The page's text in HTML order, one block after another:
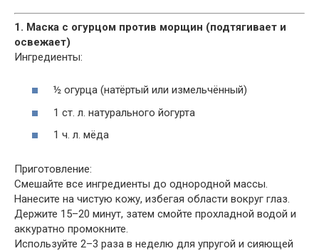
1. Маска с огурцом против морщин (подтягивает и
освежает)
Ингредиенты:
½ огурца (натёртый или измельчённый)
1 ст. л. натурального йогурта
1 ч. л. мёда
Приготовление:
Смешайте все ингредиенты до однородной массы.
Нанесите на чистую кожу, избегая области вокруг глаз.
Держите 15–20 минут, затем смойте прохладной водой и
аккуратно промокните.
Используйте 2–3 раза в неделю для упругой и сияющей